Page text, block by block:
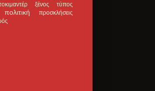
ξένος τύπος
πολιτική προσκλήσεις